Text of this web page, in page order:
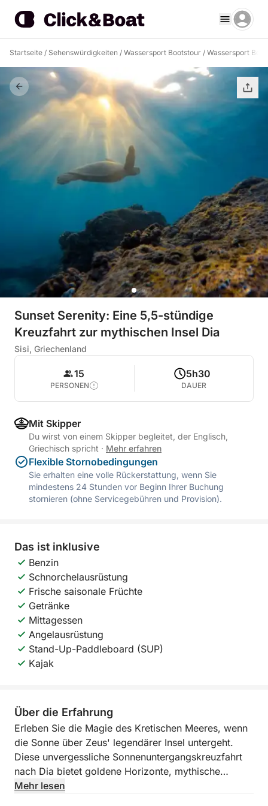
Startseite / Sehenswürdigkeiten / Wassersport Bootstour / Wassersport
Sunset Serenity: Eine 5,5-stündige
Kreuzfahrt zur mythischen Insel Dia
Sisi, Griechenland
15
PERSONEN
5h30
DAUER
Mit Skipper
Du wirst von einem Skipper begleitet, der Englisch,
Griechisch spricht · Mehr erfahren
Flexible Stornobedingungen
Sie erhalten eine volle Rückerstattung, wenn Sie
mindestens 24 Stunden vor Beginn Ihrer Buchung
stornieren (ohne Servicegebühren und Provision).
Das ist inklusive
Benzin
Schnorchelausrüstung
Frische saisonale Früchte
Getränke
Mittagessen
Angelausrüstung
Stand-Up-Paddleboard (SUP)
Kajak
Über die Erfahrung
Erleben Sie die Magie des Kretischen Meeres, wenn
die Sonne über Zeus' legendärer Insel untergeht.
Diese unvergessliche Sonnenuntergangskreuzfahrt
nach Dia bietet goldene Horizonte, mythische
Landschaften und die einmalige Gelegenheit, an
Mehr lesen